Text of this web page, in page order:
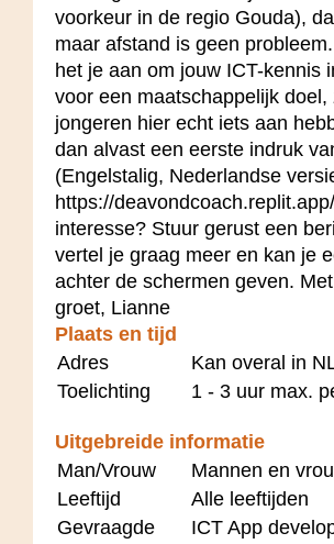
voorkeur in de regio Gouda),
maar afstand is geen
het je aan om jouw ICT-kennis
voor een maatschappelijk doel,
jongeren hier echt iets aan
dan alvast een eerste indruk
(Engelstalig, Nederlandse
https://
interesse? Stuur gerust een
vertel je graag meer en kan je
achter de schermen geven.
groet, Lianne
Plaats en tijd
Adres
Kan overal in
Toelichting
1 - 3 uur max.
Uitgebreide informatie
Man/Vrouw
Mannen en
Leeftijd
Alle leeftijden
Gevraagde
ICT App